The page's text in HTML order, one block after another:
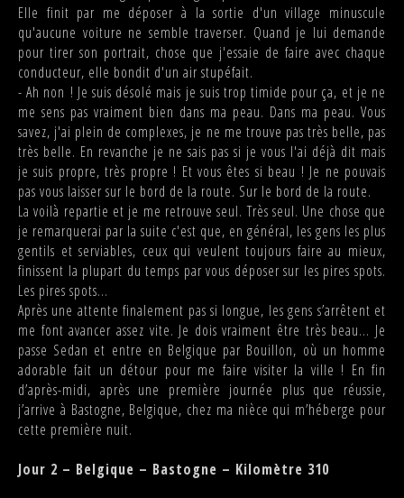
Elle finit par me déposer à la sortie d'un village minuscule
qu'aucune voiture ne semble traverser. Quand je lui demande
pour tirer son portrait, chose que j'essaie de faire avec chaque
conducteur, elle bondit d'un air stupéfait.
- Ah non ! Je suis désolé mais je suis trop timide pour ça, et je ne
me sens pas vraiment bien dans ma peau. Dans ma peau. Vous
savez, j'ai plein de complexes, je ne me trouve pas très belle, pas
très belle. En revanche je ne sais pas si je vous l'ai déjà dit mais
je suis propre, très propre ! Et vous êtes si beau ! Je ne pouvais
pas vous laisser sur le bord de la route. Sur le bord de la route.
La voilà repartie et je me retrouve seul. Très seul. Une chose que
je remarquerai par la suite c'est que, en général, les gens les plus
gentils et serviables, ceux qui veulent toujours faire au mieux,
finissent la plupart du temps par vous déposer sur les pires spots.
Les pires spots...
Après une attente finalement pas si longue, les gens s’arrêtent et
me font avancer assez vite. Je dois vraiment être très beau... Je
passe Sedan et entre en Belgique par Bouillon, où un homme
adorable fait un détour pour me faire visiter la ville ! En fin
d’après-midi, après une première journée plus que réussie,
j’arrive à Bastogne, Belgique, chez ma nièce qui m’héberge pour
cette première nuit.
Jour 2 – Belgique – Bastogne – Kilomètre 310